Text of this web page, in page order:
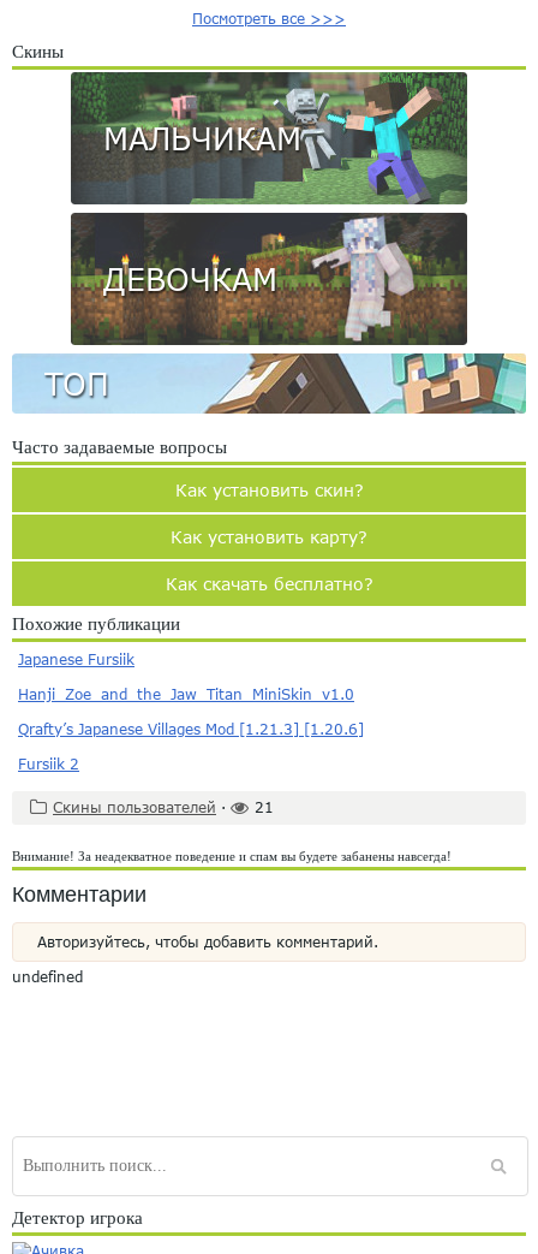
Посмотреть все >>>
Скины
МАЛЬЧИКАМ
ДЕВОЧКАМ
ТОП
Часто задаваемые вопросы
Как установить скин?
Как установить карту?
Как скачать бесплатно?
Похожие публикации
Japanese Fursiik
Hanji_Zoe_and_the_Jaw_Titan_MiniSkin_v1.0
Qrafty’s Japanese Villages Mod [1.21.3] [1.20.6]
Fursiik 2
Скины пользователей · 21
Внимание! За неадекватное поведение и спам вы будете забанены навсегда!
Комментарии
Авторизуйтесь, чтобы добавить комментарий.
undefined
Детектор игрока